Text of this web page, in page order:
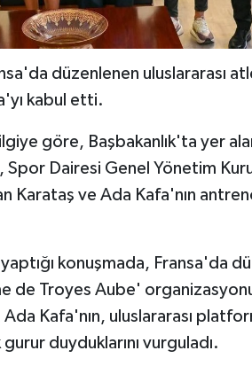
düzenlenen uluslararası
kabul etti.
göre, Başbakanlık'ta yer
Dairesi Genel Yönetim
Karataş ve Ada Kafa'nın
konuşmada, Fransa'da
de Troyes Aube'
Kafa'nın, uluslararası
duyduklarını vurguladı.